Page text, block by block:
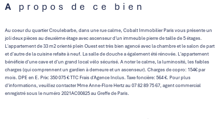
A propos de ce bien
Au coeur du quartier Croulebarbe, dans une rue calme, Cobalt Immobilier Paris vous présente un
joli deux pièces au deuxième étage avec ascenseur d’un immeuble pierre de taille de 5 étages.
L'appartement de 33 m2 orienté plein Ouest est très bien agencé avec la chambre et le salon de part
et d'autre de la cuisine refaite à neuf. La salle de douche a également été rénovée. L'appartement
bénéficie d'une cave et d'un grand local vélo sécurisé. A noter le calme, la luminosité, les faibles
charges (qui comprennent un gardien à demeure et un ascenseur). Charges de copro: 154€ par
mois. DPE en E. Prix: 350 075 € TTC Frais d'Agence Inclus. Taxe foncière: 564 €. Pour plus
d'informations, veuillez contacter Mme Anne-Flore Hertz au 07 82 89 75 67, agent commercial
enregistré sous le numéro 2021AC00825 au Greffe de Paris.